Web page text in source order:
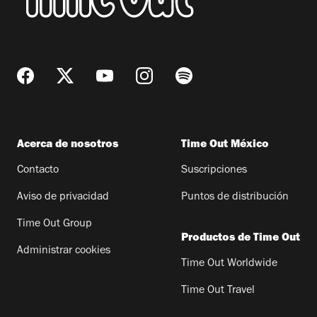
Acerca de nosotros
Contacto
Aviso de privacidad
Time Out Group
Administrar cookies
Time Out México
Suscripciones
Puntos de distribución
Productos de Time Out
Time Out Worldwide
Time Out Travel